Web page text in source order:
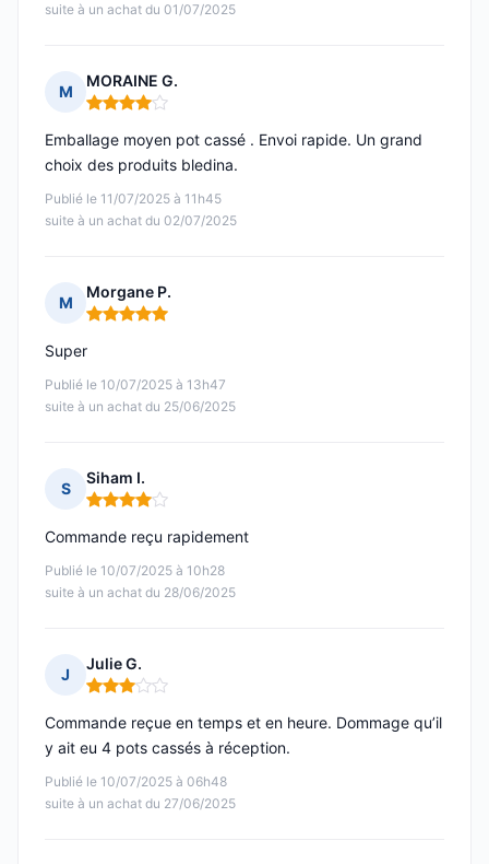
suite à un achat du 01/07/2025
M
MORAINE G.
Note : 4 sur 5
Publié le 11/07/2025 à 11h45
suite à un achat du 02/07/2025
Emballage moyen pot cassé . Envoi rapide. Un grand
choix des produits bledina.
M
Morgane P.
Note : 5 sur 5
Publié le 10/07/2025 à 13h47
suite à un achat du 25/06/2025
Super
S
Siham I.
Note : 4 sur 5
Publié le 10/07/2025 à 10h28
suite à un achat du 28/06/2025
Commande reçu rapidement
J
Julie G.
Note : 3 sur 5
Publié le 10/07/2025 à 06h48
suite à un achat du 27/06/2025
Commande reçue en temps et en heure. Dommage qu’il
y ait eu 4 pots cassés à réception.